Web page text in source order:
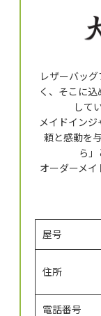
レザーバッ
く、そこに
して
メイドイン
頼と感動を
ら」
オーダーメ
屋号
住所
電話番号